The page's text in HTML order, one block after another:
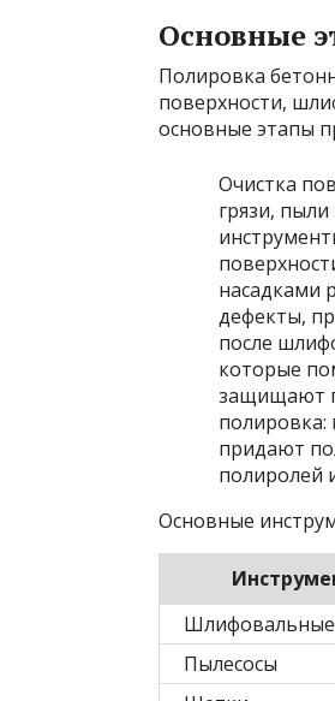
Основные
Полировка
поверхности,
основные этапы
Очистка
грязи,
насадками
дефекты,
после
которые
защищают
придают
полиролей
Основные
Пылесосы